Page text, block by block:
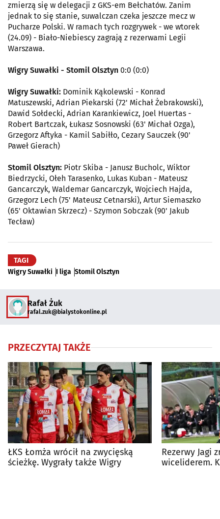
zmierzą się w delegacji z GKS-em Bełchatów. Zanim
jednak to się stanie, suwalczan czeka jeszcze mecz w
Pucharze Polski. W ramach tych rozgrywek - we wtorek
(24.09) - Biało-Niebiescy zagrają z rezerwami Legii
Warszawa.
Wigry Suwałki - Stomil Olsztyn 0:0 (0:0)
Wigry Suwałki: Dominik Kąkolewski - Konrad
Matuszewski, Adrian Piekarski (72' Michał Żebrakowski),
Dawid Sołdecki, Adrian Karankiewicz, Joel Huertas -
Robert Bartczak, Łukasz Sosnowski (63' Michał Ozga),
Grzegorz Aftyka - Kamil Sabiłło, Cezary Sauczek (90'
Paweł Gierach)
Stomil Olsztyn: Piotr Skiba - Janusz Bucholc, Wiktor
Biedrzycki, Ołeh Tarasenko, Lukas Kuban - Mateusz
Gancarczyk, Waldemar Gancarczyk, Wojciech Hajda,
Grzegorz Lech (75' Mateusz Cetnarski), Artur Siemaszko
(65' Oktawian Skrzecz) - Szymon Sobczak (90' Jakub
Tecław)
TAGI
Wigry Suwałki I liga Stomil Olsztyn
Rafał Żuk
rafal.zuk@bialystokonline.pl
PRZECZYTAJ TAKŻE
ŁKS Łomża wrócił na zwycięską
ścieżkę. Wygrały także Wigry
Rezerwy Jagi
wiceliderem.